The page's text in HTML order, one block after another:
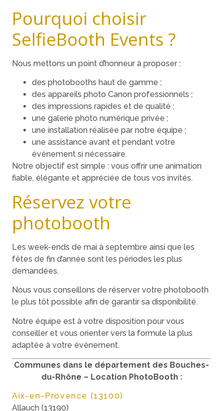
Pourquoi choisir
SelfieBooth Events ?
Nous mettons un point d’honneur à proposer :
des photobooths haut de gamme ;
des appareils photo Canon professionnels ;
des impressions rapides et de qualité ;
une galerie photo numérique privée ;
une installation réalisée par notre équipe ;
une assistance avant et pendant votre
événement si nécessaire.
Notre objectif est simple : vous offrir une animation
fiable, élégante et appréciée de tous vos invités.
Réservez votre
photobooth
Les week-ends de mai à septembre ainsi que les
fêtes de fin d’année sont les périodes les plus
demandées.
Nous vous conseillons de réserver votre photobooth
le plus tôt possible afin de garantir sa disponibilité.
Notre équipe est à votre disposition pour vous
conseiller et vous orienter vers la formule la plus
adaptée à votre événement.
Communes dans le département des Bouches-
du-Rhône – Location PhotoBooth :
Aix-en-Provence (13100)
Allauch (13190)